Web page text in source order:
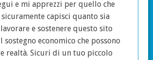
e mi apprezzi per quello che
sicuramente capisci quanto sia
e sostenere questo sito
sostegno economico che possono
realtà. Sicuri di un tuo piccolo